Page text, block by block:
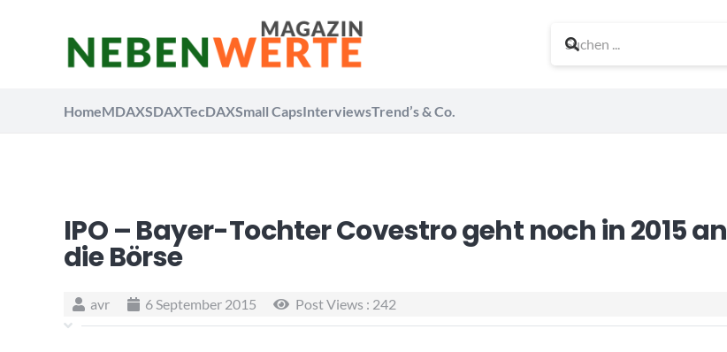
HomeMDAXSDAXTecDAXSmall CapsInterviewsTrend’s & Co.
IPO – Bayer-Tochter Covestro geht noch in 2015 an
die Börse
avr 6 September 2015 Post Views : 242